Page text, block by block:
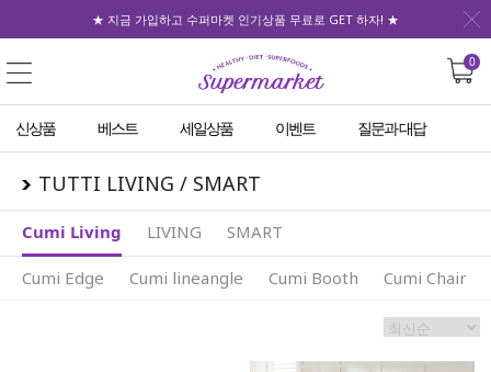
★ 지금 가입하고 수퍼마켓 인기상품 무료로 GET 하자! ★
0
신상품 베스트 세일상품 이벤트 질문과 대답
TUTTI LIVING / SMART
Cumi Living LIVING SMART
Cumi Edge Cumi lineangle Cumi Booth Cumi Chair